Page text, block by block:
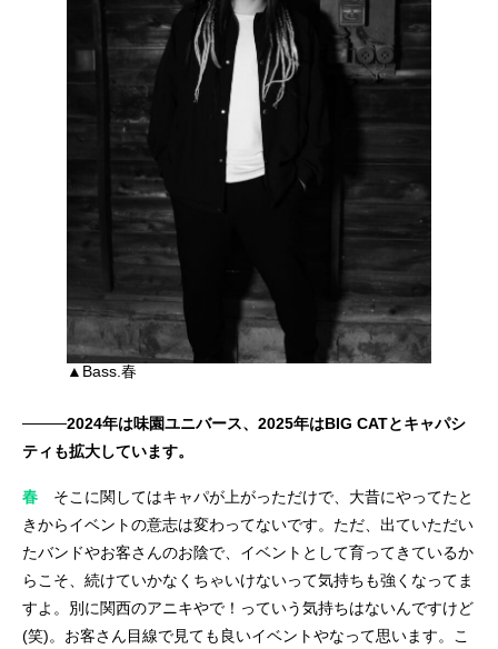
▲Bass.春
────2024年は味園ユニバース、2025年はBIG CATとキャパシ
ティも拡大しています。
春 そこに関してはキャパが上がっただけで、大昔にやってたと
きからイベントの意志は変わってないです。ただ、出ていただい
たバンドやお客さんのお陰で、イベントとして育ってきているか
らこそ、続けていかなくちゃいけないって気持ちも強くなってま
すよ。別に関西のアニキやで！っていう気持ちはないんですけど
(笑)。お客さん目線で見ても良いイベントやなって思います。こ